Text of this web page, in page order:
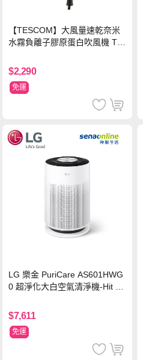
【TESCOM】大風量速乾奈米
水霧負離子膠原蛋白吹風機 TC
W
$2,290
免運
LG 樂金 PuriCare AS601HWG
0 超淨化大白空氣清淨機-Hit 18
$7,611
免運